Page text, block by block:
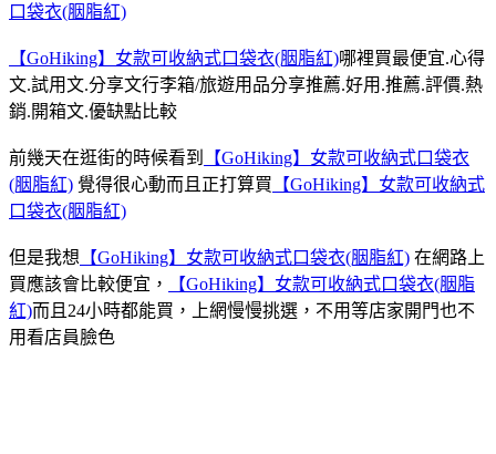
口袋衣(胭脂紅)
【GoHiking】女款可收納式口袋衣(胭脂紅)哪裡買最便宜.心得
文.試用文.分享文行李箱/旅遊用品分享推薦.好用.推薦.評價.熱
銷.開箱文.優缺點比較
前幾天在逛街的時候看到
【GoHiking】女款可收納式口袋衣
(胭脂紅) 覺得很心動而且正打算買 【GoHiking】女款可收納式
口袋衣(胭脂紅)
但是我想 【GoHiking】女款可收納式口袋衣(胭脂紅) 在網路上
買應該會比較便宜，
【GoHiking】女款可收納式口袋衣(胭脂
紅)而且24小時都能買，上網慢慢挑選，不用等店家開門也不
用看店員臉色